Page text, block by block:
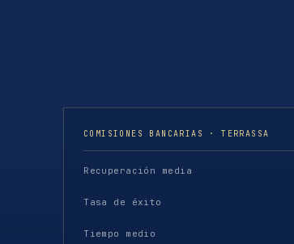
COMISIONES BANCARIAS · TERRASSA
Recuperación media
Tasa de éxito
Tiempo medio